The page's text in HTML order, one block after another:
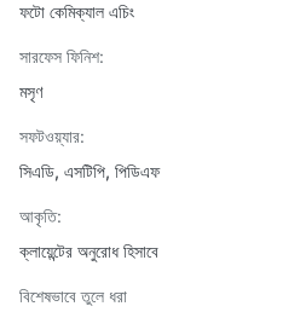
ফটো কেমিক্যাল এচিং
সারফেস ফিনিশ:
মসৃণ
সফটওয়্যার:
সিএডি, এসটিপি, পিডিএফ
আকৃতি:
ক্লায়েন্টের অনুরোধ হিসাবে
বিশেষভাবে তুলে ধরা